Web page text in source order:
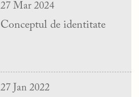
27 Mar 2024
Conceptul de identitate
27 Jan 2022